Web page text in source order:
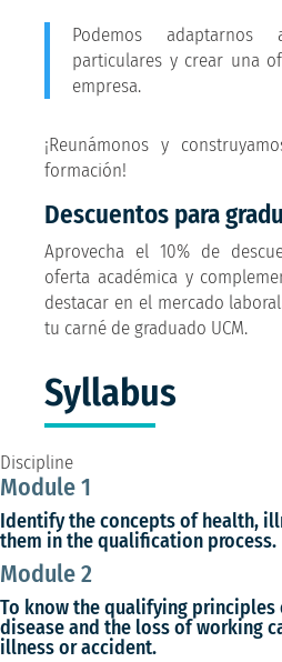
Podemos adaptarnos
particulares y crear una
empresa.
¡Reunámonos y
formación!
Descuentos para
Aprovecha el 10% de
oferta académica y
destacar en el mercado
tu carné de graduado UCM.
Syllabus
Discipline
Module 1
Identify the concepts of health,
them in the qualification process.
Module 2
To know the qualifying
disease and the loss of working
illness or accident.